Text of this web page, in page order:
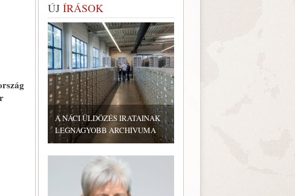
ÚJ ÍRÁSOK
A NÁCI ÜLDÖZÉS IRATAINAK
LEGNAGYOBB ARCHÍVUMA